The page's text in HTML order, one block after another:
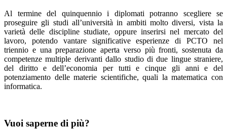
Al termine del quinquennio i diplomati potranno scegliere se
proseguire gli studi all’università in ambiti molto diversi, vista la
varietà delle discipline studiate, oppure inserirsi nel mercato del
lavoro, potendo vantare significativeesperienze di PCTO nel
triennio e una preparazione aperta verso più fronti, sostenuta da
competenze multiple derivanti dallo studio di due lingue straniere,
del diritto e dell’economia per tutti e cinque gli anni e del
potenziamento delle materie scientifiche, quali la matematica con
informatica.
Vuoi saperne di più?